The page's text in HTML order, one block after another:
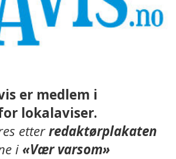
er medlem i
lokalaviser.
etterredaktørplakaten
i«Vær varsom»